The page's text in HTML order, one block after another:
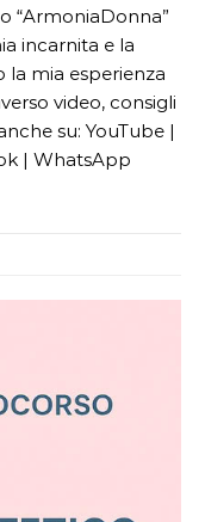
“ArmoniaDonna”
incarnita e la
la mia esperienza
video, consigli
su: YouTube |
| WhatsApp